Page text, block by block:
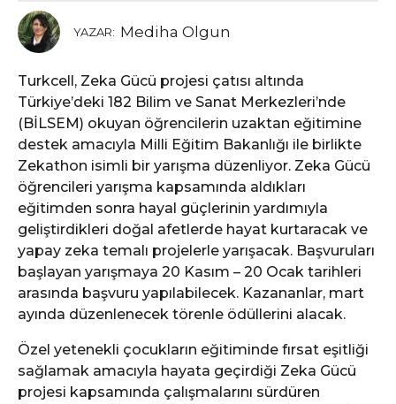
n
c
YAZAR: Mediha Olgun
Turkcell, Zeka Gücü projesi çatısı altında
Türkiye’deki 182 Bilim ve Sanat Merkezleri’nde
(BİLSEM) okuyan öğrencilerin uzaktan eğitimine
destek amacıyla Milli Eğitim Bakanlığı ile birlikte
Zekathon isimli bir yarışma düzenliyor. Zeka Gücü
öğrencileri yarışma kapsamında aldıkları
eğitimden sonra hayal güçlerinin yardımıyla
geliştirdikleri doğal afetlerde hayat kurtaracak ve
yapay zeka temalı projelerle yarışacak. Başvuruları
başlayan yarışmaya 20 Kasım – 20 Ocak tarihleri
arasında başvuru yapılabilecek. Kazananlar, mart
ayında düzenlenecek törenle ödüllerini alacak.
Özel yetenekli çocukların eğitiminde fırsat eşitliği
sağlamak amacıyla hayata geçirdiği Zeka Gücü
projesi kapsamında çalışmalarını sürdüren